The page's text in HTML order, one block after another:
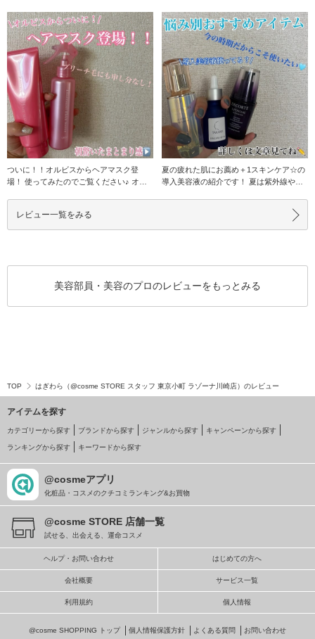
ついに！！オルビスからヘアマスク登
場！ 使ってみたのでご覧ください♪ オル
夏の疲れた肌にお薦め＋1スキンケア☆の
導入美容液の紹介です！ 夏は紫外線や冷
レビュー一覧をみる
美容部員・美容のプロのレビューをもっとみる
TOP はぎわら（@cosme STORE スタッフ 東京小町 ラゾーナ川崎店）のレビュー
アイテムを探す
カテゴリーから探す ブランドから探す ジャンルから探す キャンペーンから探す
ランキングから探す キーワードから探す
@cosmeアプリ
化粧品・コスメのクチコミランキング&お買物
@cosme STORE 店舗一覧
試せる、出会える、運命コスメ
ヘルプ・お問い合わせ はじめての方へ
会社概要 サービス一覧
利用規約 個人情報
@cosme SHOPPING トップ 個人情報保護方針 よくある質問 お問い合わせ